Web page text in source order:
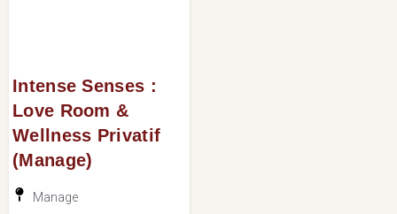
Intense Senses :
Love Room &
Wellness Privatif
(Manage)
Manage